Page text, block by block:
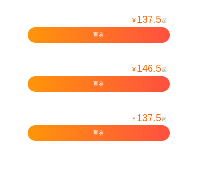
¥ 137.5 起
查看
¥ 146.5 起
查看
¥ 137.5 起
查看